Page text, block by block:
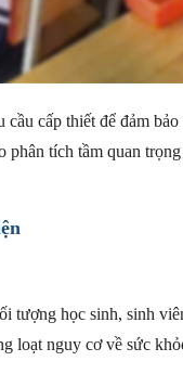
cấp thiết để đảm
tích tầm quan
học sinh, sinh
loạt nguy cơ về sức